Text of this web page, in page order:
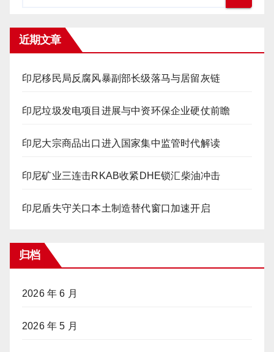
近期文章
印尼移民局反腐风暴副部长级落马与居留灰链
印尼垃圾发电项目进展与中资环保企业硬仗前瞻
印尼大宗商品出口进入国家集中监管时代解读
印尼矿业三连击RKAB收紧DHE锁汇柴油冲击
印尼盾失守关口本土制造替代窗口加速开启
归档
2026 年 6 月
2026 年 5 月